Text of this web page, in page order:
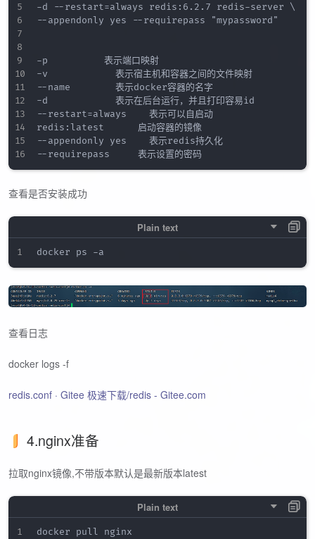
-d --restart=always redis:6.2.7 redis-server \
--appendonly yes --requirepass "mypassword"
-p   	 			表示端口映射
-v    				表示宿主机和容器之间的文件映射
--name 				表示docker容器的名字
-d    				表示在后台运行，并且打印容易id
--restart=always    表示可以自启动
redis:latest    	启动容器的镜像
--appendonly yes    表示redis持久化
查看是否安装成功
查看日志
docker logs -f
redis.conf · Gitee 极速下载/redis - Gitee.com
4.nginx准备
拉取nginx镜像,不带版本默认是最新版本latest